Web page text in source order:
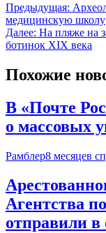
Предыдущая:
медицинскую школу
Далее: На пляже на
ботинок XIX века
Похожие
В «Почте
о массовых
Рамблер8 месяцев
Агентства
отправили в